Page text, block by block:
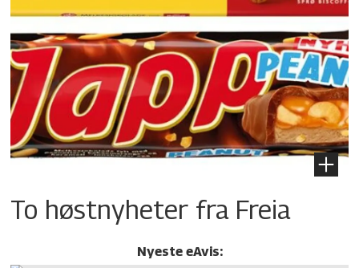
To høstnyheter fra Freia
Nyeste eAvis: